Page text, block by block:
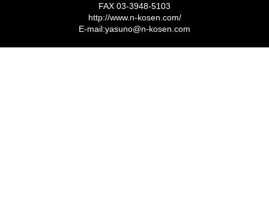
FAX 03-3948-5103
http://www.n-kosen.com/
E-mail:yasuno@n-kosen.com